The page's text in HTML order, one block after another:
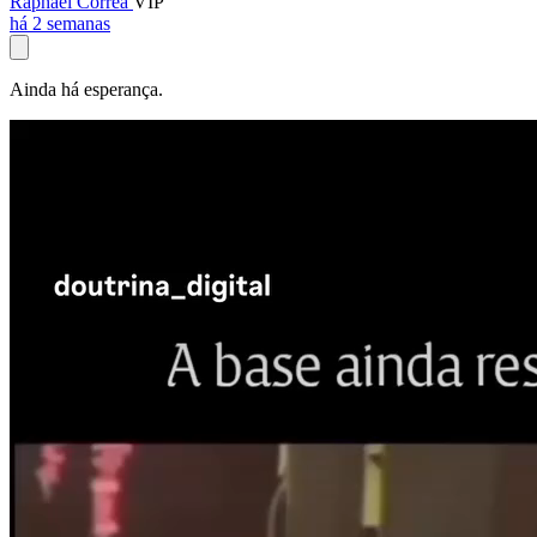
há 2 semanas
Ainda há esperança.